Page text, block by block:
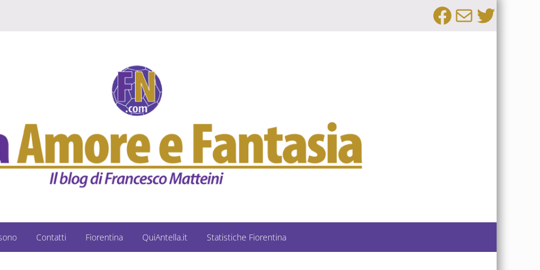
Facebook
Email
Contatti Fiorentina QuiAntella.it Statistiche Fiorentina